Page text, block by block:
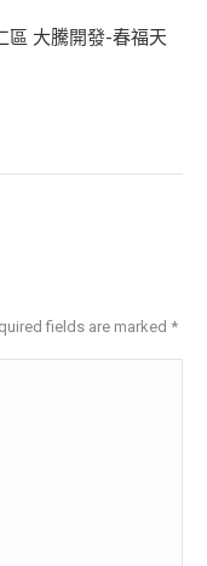
區 大騰開發-春福天
fields are marked *